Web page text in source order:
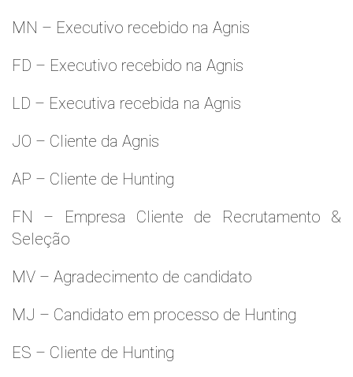
MN – Executivo recebido na Agnis
FD – Executivo recebido na Agnis
LD – Executiva recebida na Agnis
JO – Cliente da Agnis
AP – Cliente de Hunting
FN – Empresa Cliente de Recrutamento &
Seleção
MV – Agradecimento de candidato
MJ – Candidato em processo de Hunting
ES – Cliente de Hunting